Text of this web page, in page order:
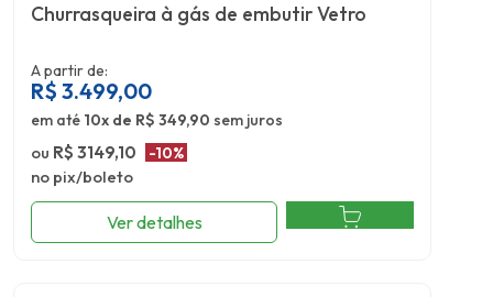
Churrasqueira à gás de embutir Vetro
A partir de:
R$ 3.499,00
em até 10x de R$ 349,90 sem juros
ou R$ 3149,10 -10%
no pix/boleto
Ver detalhes